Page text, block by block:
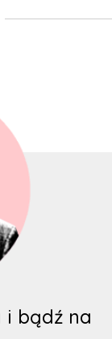
i bądź na